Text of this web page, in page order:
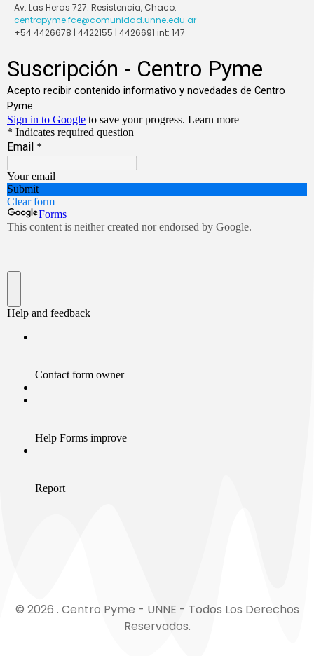
Av. Las Heras 727. Resistencia, Chaco.
centropyme.fce@comunidad.unne.edu.ar
+54 4426678 | 4422155 | 4426691 int: 147
© 2026 . Centro Pyme - UNNE - Todos Los Derechos
Reservados.